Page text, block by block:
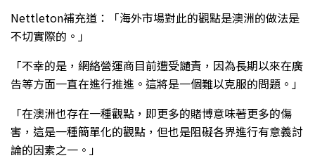
Nettleton補充道：「海外市場對此的觀點是澳洲的做法是
不切實際的。」
「不幸的是，網絡營運商目前遭受譴責，因為長期以來在廣
告等方面一直在進行推進。這將是一個難以克服的問題。」
「在澳洲也存在一種觀點，即更多的賭博意味著更多的傷
害，這是一種簡單化的觀點，但也是阻礙各界進行有意義討
論的因素之一。」